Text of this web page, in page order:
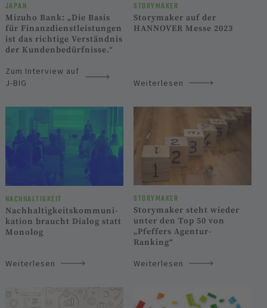
JAPAN
Mizuho Bank: „Die Basis
für Finanz­dienst­leistungen
ist das richtige Verständnis
der Kunden­bedürfnisse.“
Zum Interview auf
J-BIG
STORYMAKER
Storymaker auf der
HANNOVER Messe 2023
Weiterlesen
NACHHALTIGKEIT
Nachhaltig­keits­­kommuni­
kation braucht Dialog statt
Monolog
Weiterlesen
STORYMAKER
Storymaker steht wieder
unter den Top 50 von
„Pfeffers Agentur-
Ranking“
Weiterlesen